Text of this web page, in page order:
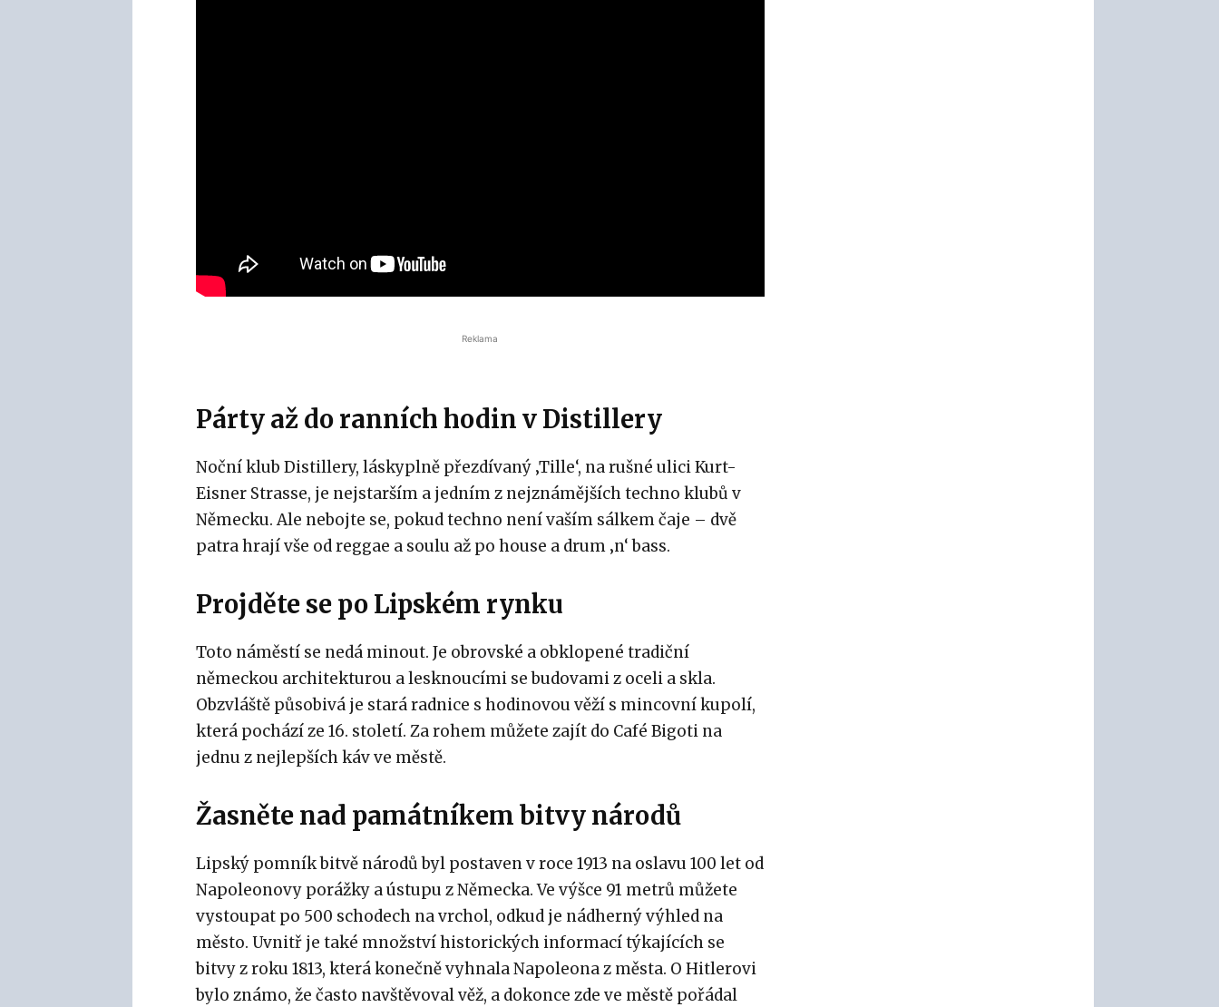
Reklama
Párty až do ranních hodin v Distillery
Noční klub Distillery, láskyplně přezdívaný ‚Tille‘, na rušné ulici Kurt-
Eisner Strasse, je nejstarším a jedním z nejznámějších techno klubů v
Německu. Ale nebojte se, pokud techno není vaším sálkem čaje – dvě
patra hrají vše od reggae a soulu až po house a drum ‚n‘ bass.
Projděte se po Lipském rynku
Toto náměstí se nedá minout. Je obrovské a obklopené tradiční
německou architekturou a lesknoucími se budovami z oceli a skla.
Obzvláště působivá je stará radnice s hodinovou věží s mincovní kupolí,
která pochází ze 16. století. Za rohem můžete zajít do Café Bigoti na
jednu z nejlepších káv ve městě.
Žasněte nad památníkem bitvy národů
Lipský pomník bitvě národů byl postaven v roce 1913 na oslavu 100 let od
Napoleonovy porážky a ústupu z Německa. Ve výšce 91 metrů můžete
vystoupat po 500 schodech na vrchol, odkud je nádherný výhled na
město. Uvnitř je také množství historických informací týkajících se
bitvy z roku 1813, která konečně vyhnala Napoleona z města. O Hitlerovi
bylo známo, že často navštěvoval věž, a dokonce zde ve městě pořádal